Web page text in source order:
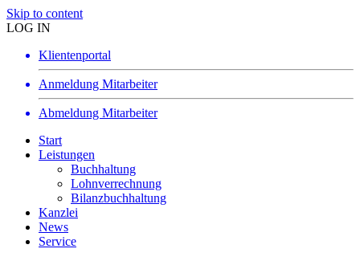
Skip to content
LOG IN
Klientenportal
Anmeldung Mitarbeiter
Abmeldung Mitarbeiter
Start
Leistungen
Buch­­haltung
Lohn­verrechnung
Bilanzbuchhaltung
Kanzlei
News
Service